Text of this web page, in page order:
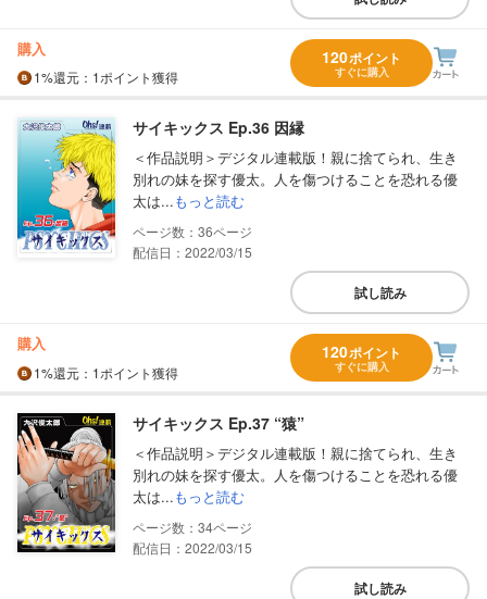
購入
1%還元 ：1ポイント獲得
120ポイント
すぐに購入
サイキックス Ep.36 因縁
＜作品説明＞デジタル連載版！親に捨てられ、生き
別れの妹を探す優太。人を傷つけることを恐れる優
太は...もっと読む
36
配信日：2022/03/15
試し読み
購入
1%還元 ：1ポイント獲得
120ポイント
すぐに購入
サイキックス Ep.37 “猿”
＜作品説明＞デジタル連載版！親に捨てられ、生き
別れの妹を探す優太。人を傷つけることを恐れる優
太は...もっと読む
34
配信日：2022/03/15
試し読み